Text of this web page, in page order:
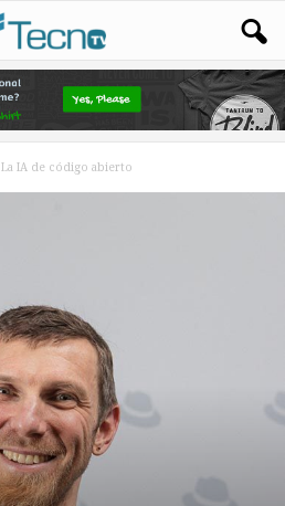
La IA de código abierto